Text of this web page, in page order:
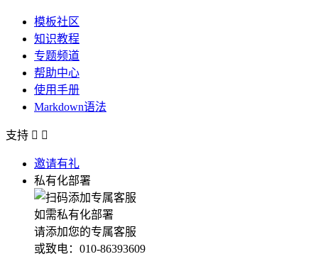
模板社区
知识教程
专题频道
帮助中心
使用手册
Markdown语法
支持  
邀请有礼
私有化部署
如需私有化部署
请添加您的专属客服
或致电：010-86393609